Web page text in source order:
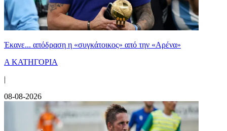
Έκανε... απόδραση η «συγκάτοικος» από την «Αρένα»
Α ΚΑΤΗΓΟΡΙΑ
|
08-08-2026